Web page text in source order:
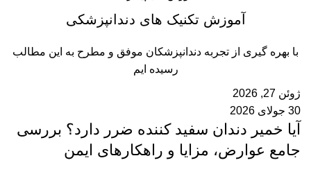
آموزش تکنیک های دندانپزشکی
با بهره گیری از تجربه دندانپزشکان موفق و مطرح به این مطالب
رسیده ایم
ژوئن 27, 2026
30 جولای 2026
آیا خمیر دندان سفید کننده ضرر دارد؟ بررسی
جامع عوارض، مزایا و راهکارهای ایمن